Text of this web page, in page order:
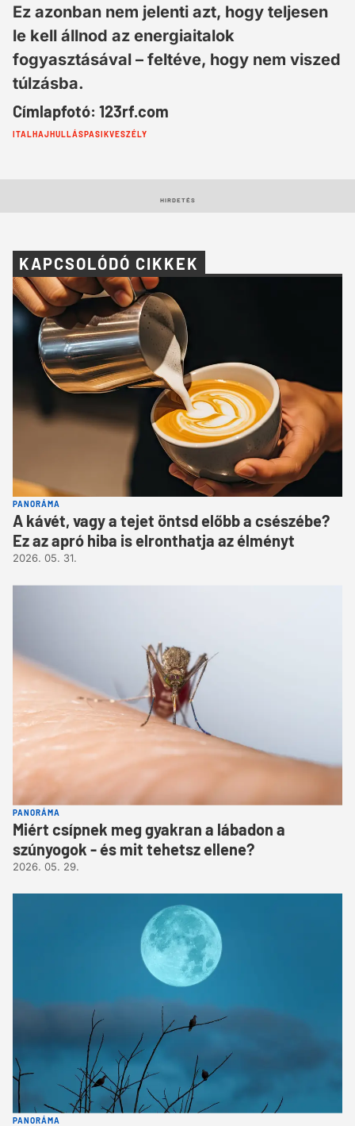
Ez azonban nem jelenti azt, hogy teljesen
le kell állnod az energiaitalok
fogyasztásával – feltéve, hogy nem viszed
túlzásba.
Címlapfotó: 123rf.com
Cimkék:
ITALHAJHULLÁSPASIKVESZÉLY
HIRDETÉS
KAPCSOLÓDÓ CIKKEK
PANORÁMA
A kávét, vagy a tejet öntsd előbb a csészébe?
Ez az apró hiba is elronthatja az élményt
2026. 05. 31.
PANORÁMA
Miért csípnek meg gyakran a lábadon a
szúnyogok - és mit tehetsz ellene?
2026. 05. 29.
PANORÁMA